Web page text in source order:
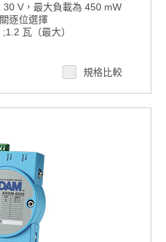
V，最大負載為 450 mW
逐位選擇
瓦（最大）
規格比較